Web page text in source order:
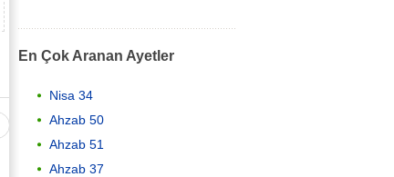
En Çok Aranan Ayetler
Nisa 34
Ahzab 50
Ahzab 51
Ahzab 37